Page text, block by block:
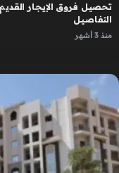
تحصيل فروق الإيجار
التفاصيل
منذ 3 أشهر